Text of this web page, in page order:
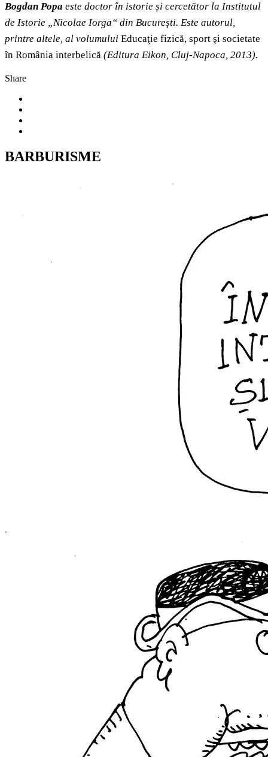
Bogdan Popa este doctor în istorie și cercetător la Institutul
de Istorie „Nicolae Iorga“ din Bucureşti. Este autorul,
printre altele, al volumului Educaţie fizică, sport şi societate
în România interbelică (Editura Eikon, Cluj-Napoca, 2013).
Share
BARBURISME